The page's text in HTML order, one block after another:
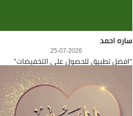
ساره احمد
25-07-2026
"افضل تطبيق للحصول على التخفيضات"